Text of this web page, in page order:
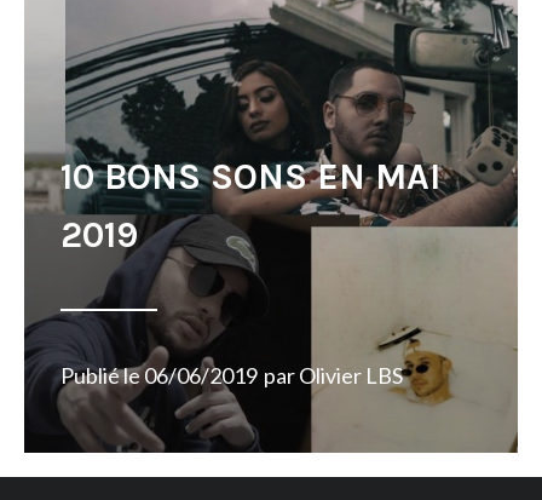
10 BONS SONS EN MAI
2019
Publié le06/06/2019 parOlivier LBS